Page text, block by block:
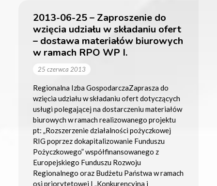
2013-06-25 – Zaproszenie do
wzięcia udziału w składaniu ofert
– dostawa materiałów biurowych
w ramach RPO WP I.
25 czerwca 2013
Regionalna Izba GospodarczaZaprasza do
wzięcia udziału w składaniu ofert dotyczących
usługi polegającej na dostarczeniu materiałów
biurowych w ramach realizowanego projektu
pt: „Rozszerzenie działalności pożyczkowej
RIG poprzez dokapitalizowanie Funduszu
Pożyczkowego” współfinansowanego z
Europejskiego Funduszu Rozwoju
Regionalnego oraz Budżetu Państwa w ramach
osi priorytetowej I „Konkurencyjna i